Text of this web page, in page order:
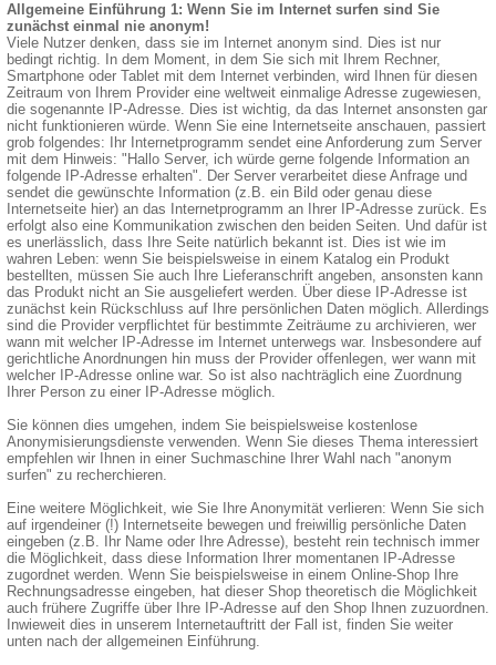
Allgemeine Einführung 1: Wenn Sie im Internet surfen sind Sie
zunächst einmal nie anonym!
Viele Nutzer denken, dass sie im Internet anonym sind. Dies ist nur
bedingt richtig. In dem Moment, in dem Sie sich mit Ihrem Rechner,
Smartphone oder Tablet mit dem Internet verbinden, wird Ihnen für diesen
Zeitraum von Ihrem Provider eine weltweit einmalige Adresse zugewiesen,
die sogenannte IP-Adresse. Dies ist wichtig, da das Internet ansonsten gar
nicht funktionieren würde. Wenn Sie eine Internetseite anschauen, passiert
grob folgendes: Ihr Internetprogramm sendet eine Anforderung zum Server
mit dem Hinweis: "Hallo Server, ich würde gerne folgende Information an
folgende IP-Adresse erhalten". Der Server verarbeitet diese Anfrage und
sendet die gewünschte Information (z.B. ein Bild oder genau diese
Internetseite hier) an das Internetprogramm an Ihrer IP-Adresse zurück. Es
erfolgt also eine Kommunikation zwischen den beiden Seiten. Und dafür ist
es unerlässlich, dass Ihre Seite natürlich bekannt ist. Dies ist wie im
wahren Leben: wenn Sie beispielsweise in einem Katalog ein Produkt
bestellten, müssen Sie auch Ihre Lieferanschrift angeben, ansonsten kann
das Produkt nicht an Sie ausgeliefert werden. Über diese IP-Adresse ist
zunächst kein Rückschluss auf Ihre persönlichen Daten möglich. Allerdings
sind die Provider verpflichtet für bestimmte Zeiträume zu archivieren, wer
wann mit welcher IP-Adresse im Internet unterwegs war. Insbesondere auf
gerichtliche Anordnungen hin muss der Provider offenlegen, wer wann mit
welcher IP-Adresse online war. So ist also nachträglich eine Zuordnung
Ihrer Person zu einer IP-Adresse möglich.
Sie können dies umgehen, indem Sie beispielsweise kostenlose
Anonymisierungsdienste verwenden. Wenn Sie dieses Thema interessiert
empfehlen wir Ihnen in einer Suchmaschine Ihrer Wahl nach "anonym
surfen" zu recherchieren.
Eine weitere Möglichkeit, wie Sie Ihre Anonymität verlieren: Wenn Sie sich
auf irgendeiner (!) Internetseite bewegen und freiwillig persönliche Daten
eingeben (z.B. Ihr Name oder Ihre Adresse), besteht rein technisch immer
die Möglichkeit, dass diese Information Ihrer momentanen IP-Adresse
zugordnet werden. Wenn Sie beispielsweise in einem Online-Shop Ihre
Rechnungsadresse eingeben, hat dieser Shop theoretisch die Möglichkeit
auch frühere Zugriffe über Ihre IP-Adresse auf den Shop Ihnen zuzuordnen.
Inwieweit dies in unserem Internetauftritt der Fall ist, finden Sie weiter
unten nach der allgemeinen Einführung.